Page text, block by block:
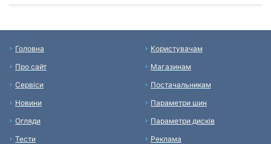
Головна
Про сайт
Сервіси
Новини
Огляди
Тести
Користувачам
Магазинам
Постачальникам
Параметри шин
Параметри дисків
Реклама